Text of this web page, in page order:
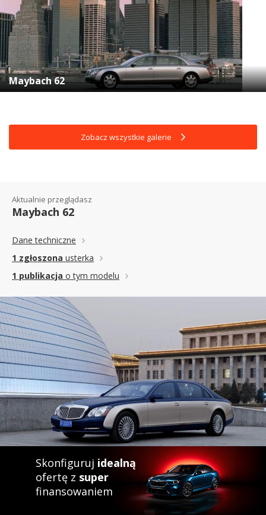
Maybach 62
Zobacz wszystkie galerie
Aktualnie przeglądasz
Maybach 62
Dane techniczne
1 zgłoszona usterka
1 publikacja o tym modelu
Skonfiguruj idealną
ofertę z super
finansowaniem